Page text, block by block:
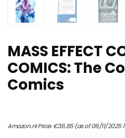
MASS EFFECT
COMICS: The
Comics
Amazon.nl Price:€36.85(as of 06/11/2025